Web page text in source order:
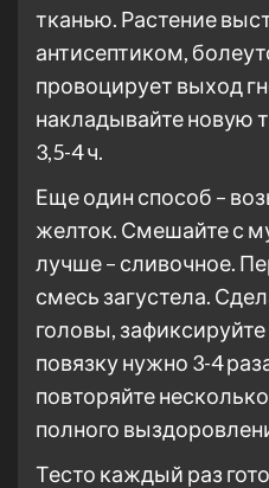
тканью. Растение
антисептиком,
провоцирует выход
накладывайте новую
3,5-4 ч.
Еще один способ –
желток. Смешайте с
лучше – сливочное.
смесь загустела.
головы,
повязку нужно 3-4
повторяйте
полного
Тесто каждый раз